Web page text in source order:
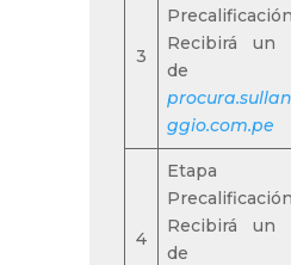
3
Recibirá un
de
ggio.com.pe
4
Etapa
Recibirá un
de